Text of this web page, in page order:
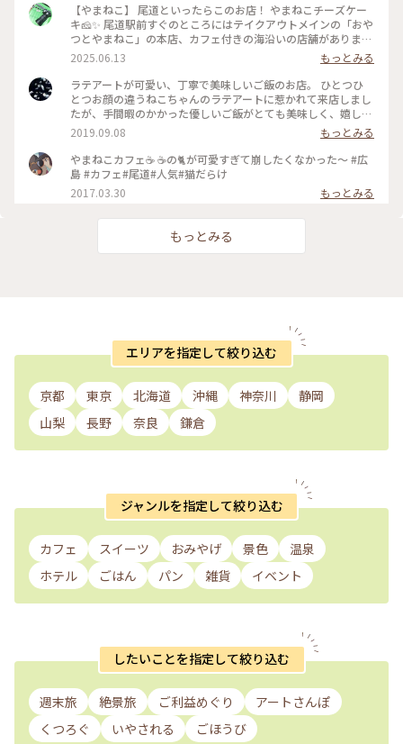
【やまねこ】 尾道といったらこのお店！ やまねこチーズケー
キ🧀✨ 尾道駅前すぐのところにはテイクアウトメインの「おや
つとやまねこ」の本店、カフェ付きの海沿いの店舗がありま
す。 こちらのお店は商店街を進んだ先にあるレトロで素敵な空
間なカフェ&テイクアウトの店舗🍰✨ チーズケーキだけでこの
ラインナップ！なんとなくケーキの形も猫っぽい🐈‍⬛ 店内はレ
トロな内装が尾道の雰囲気によくあっていて提供されるお皿や
メニュー表も可愛い🫶🐈 チーズケーキも勿論おいしい！濃厚で
すが重すぎずぱくぱく食べられる味でした。 ティラミスやレ
ーズンなどフレーバー豊富で期間限定メニューもあり。 座る
席によってはチーズケーキをつくっている様子も覗くことがで
きます🫣 #尾道グルメ #尾道カフェ #しまなみ海道 #チーズケ
ーキ #人気店 #イートイン #テイクアウト #猫 #レトロ #フォト
スポット #フォトジェニック #レモン #みかん
2025.06.13
もっとみる
ラテアートが可愛い、丁寧で美味しいご飯のお店。 ひとつひ
とつお顔の違うねこちゃんのラテアートに惹かれて来店しまし
たが、手間暇のかかった優しいご飯がとても美味しく、嬉しい
想定外でした。 がっつりなメニューからヘルシーなメニュー
まで料理の幅が広く、色々食べるために何度も通いたくなる美
味しさです。 次はお酒の飲める時間に行きたいと思います。 #
やまねこ #尾道
2019.09.08
もっとみる
やまねこカフェ☕️ ☕️の🐈が可愛すぎて崩したくなかった〜 #広
島 #カフェ#尾道#人気#猫だらけ
2017.03.30
もっとみる
もっとみる
エリアを指定して絞り込む
京都 東京 北海道 沖縄 神奈川
静岡
山梨
長野 奈良 鎌倉
ジャンルを指定して絞り込む
カフェ スイーツ おみやげ 景色
温泉
ホテル
ごはん パン 雑貨 イベント
したいことを指定して絞り込む
週末旅 絶景旅 ご利益めぐり
アートさんぽ
くつろぐ
いやされる ごほうび